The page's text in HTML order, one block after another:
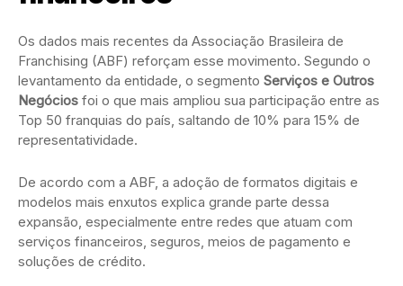
Os dados mais recentes da Associação Brasileira de
Franchising (ABF) reforçam esse movimento. Segundo o
levantamento da entidade, o segmento Serviços e Outros
Negócios foi o que mais ampliou sua participação entre as
Top 50 franquias do país, saltando de 10% para 15% de
representatividade.
De acordo com a ABF, a adoção de formatos digitais e
modelos mais enxutos explica grande parte dessa
expansão, especialmente entre redes que atuam com
serviços financeiros, seguros, meios de pagamento e
soluções de crédito.